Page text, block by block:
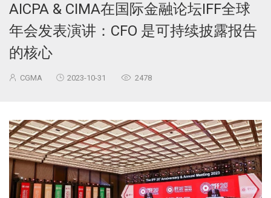
AICPA & CIMA在国际金融论坛IFF全球
年会发表演讲：CFO 是可持续披露报告
的核心
CGMA 2023-10-31 2478